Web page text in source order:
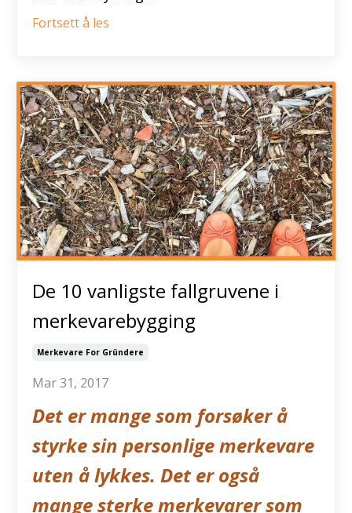
Fortsett å les
De 10 vanligste fallgruvene i
merkevarebygging
Merkevare For Gründere
Mar 31, 2017
Det er mange som forsøker å
styrke sin personlige merkevare
uten å lykkes. Det er også
mange sterke merkevarer som